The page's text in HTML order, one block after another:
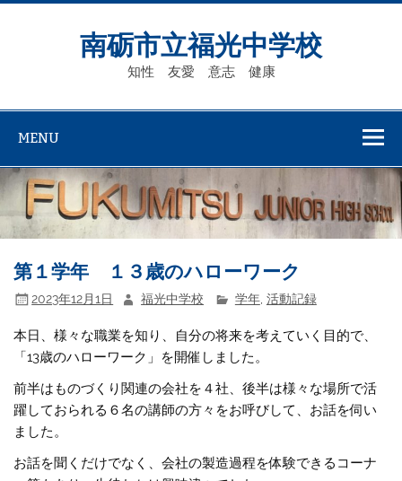
Skip
南砺市立福光中学校
知性 友愛 意志 健康
MENU
第１学年 １３歳のハローワーク
2023年12月1日 福光中学校 学年, 活動記録
本日、様々な職業を知り、自分の将来を考えていく目的で、
「13歳のハローワーク」を開催しました。
前半はものづくり関連の会社を４社、後半は様々な場所で活
躍しておられる６名の講師の方々をお呼びして、お話を伺い
ました。
お話を聞くだけでなく、会社の製造過程を体験できるコーナ